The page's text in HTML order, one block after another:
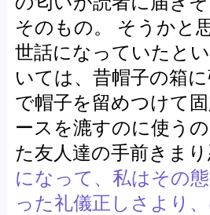
そのもの。 そうかと
世話になっていたと
いては、昔帽子の箱
で帽子を留めつけて
ースを漉すのに使う
た友人達の手前きま
になって、私はその
った礼儀正しさより